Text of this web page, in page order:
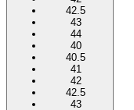
42.5
43
44
40
40.5
41
42
42.5
43